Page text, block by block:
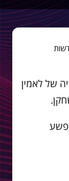
של לאמין
פשע